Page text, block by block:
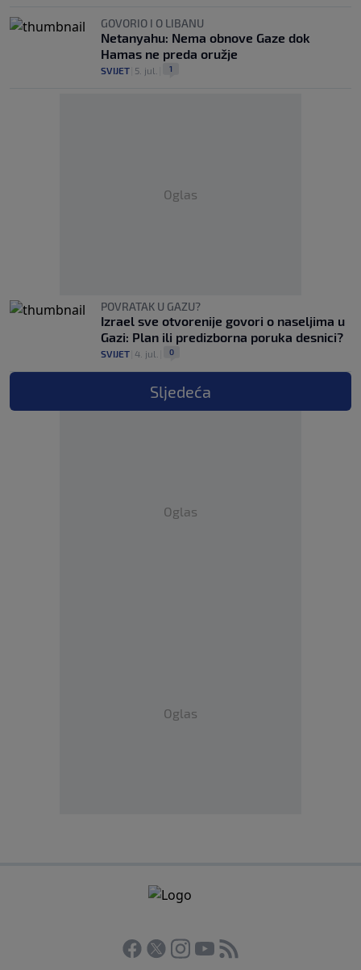
GOVORIO I O LIBANU
Netanyahu: Nema obnove Gaze dok
Hamas ne preda oružje
SVIJET 5. jul. 1
Oglas
POVRATAK U GAZU?
Izrael sve otvorenije govori o naseljima u
Gazi: Plan ili predizborna poruka desnici?
SVIJET 4. jul. 0
Sljedeća
Oglas
Oglas